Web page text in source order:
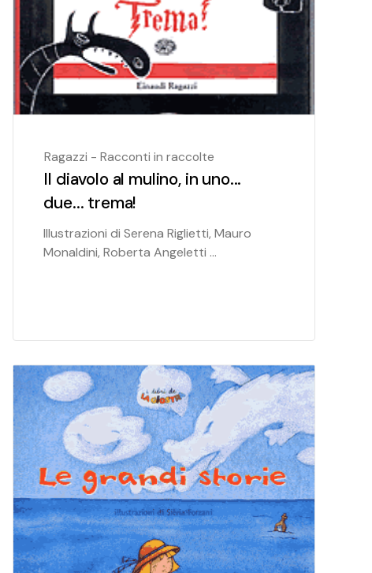
Ragazzi - Racconti in raccolte
Il diavolo al mulino, in uno...
due... trema!
Illustrazioni di Serena Riglietti, Mauro
Monaldini, Roberta Angeletti ...